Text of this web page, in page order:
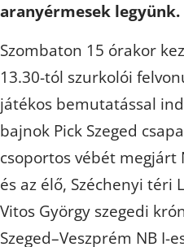
aranyérmesek legyünk.
Szombaton 15 órakor
13.30-tól szurkolói
játékos bemutatással
bajnok Pick Szeged
csoportos vébét megjárt
és az élő, Széchenyi téri
Vitos György szegedi
Szeged–Veszprém NB